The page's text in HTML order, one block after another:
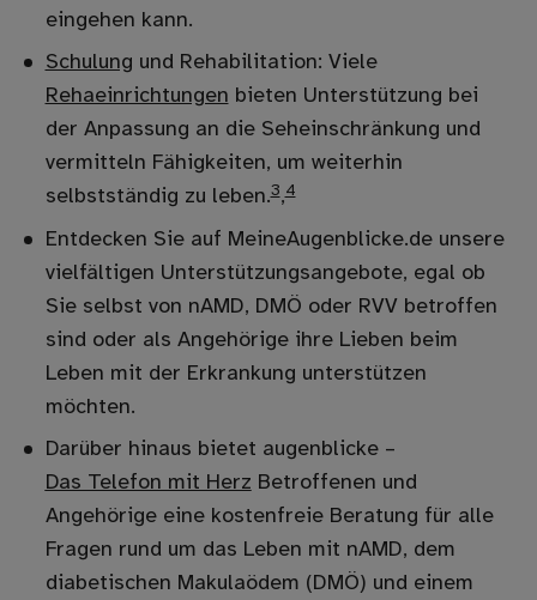
eingehen kann.
Schulung und Rehabilitation: Viele
Rehaeinrichtungen bieten Unterstützung bei
der Anpassung an die Seheinschränkung und
vermitteln Fähigkeiten, um weiterhin
selbstständig zu leben.3,4
Entdecken Sie auf MeineAugenblicke.de unsere
vielfältigen Unterstützungsangebote, egal ob
Sie selbst von nAMD, DMÖ oder RVV betroffen
sind oder als Angehörige ihre Lieben beim
Leben mit der Erkrankung unterstützen
möchten.
Darüber hinaus bietet augenblicke –
Das Telefon mit Herz Betroffenen und
Angehörige eine kostenfreie Beratung für alle
Fragen rund um das Leben mit nAMD, dem
diabetischen Makulaödem (DMÖ) und einem